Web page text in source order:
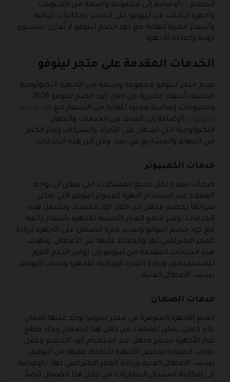
الخصم ، بالإضافة إلى مجموعة واسعة من اللابتوبات
وأجهزة التابلت من لينوفو على المتجر بإمكانيات خيالية
وأسعار مميزة للغاية مع كود خصم لينوفو لا تٌقارن بمستوى
جودة وكفاءة الأجهزة.
الخدمات المقدمة على متجر لينوفو
يقدم متجر لينوفو مجموعة واسعة من الأجهزة التكنولوجية
الحديثة بأسعار حصرية من خلال كود خصم لينوفو 2026
وخصومات إضافية مميزة للغاية من الأسعار مع كود خصم
لينوفو ، بالإضافة إلى العديد من الخدمات والحلول
التكنولوجية التي تسهل على الأفراد والشركات إنجاز الكثير
من المهام والمشاريع عن بعد، ومن أبرز هذه الخدمات:
خدمات الكمبيوتر
خدمات معدة لحل جميع المشكلات التي يمكن أن تواجه
العملاء عند استخدام أجهزة كمبيوتر لينوفو التي يمكن
شرائها بخصم مذهل من خلال كود الخصم، وتشمل هذه
الخدمات توفير قطع الغيار الأصلية للأجهزة بأسعار رائعة
مع كود خصم لينوفو وتمديد فترة الضمان على الأجهزة لزيادة
العمر الافتراضي لها والحفاظ عليها من الأعطال، وتهدف
هذه الخدمات المقدمة من لينوفو إلى توفير الدعم اللازم
للمستخدمين وزيادة القدرة الإنتاجية للأجهزة وتجنب التوقف
بسبب الأعطال الفنية.
خدمات الضمان
جميع الأجهزة المتوفرة في متجر لينوفو يوجد عليها ضمان
عام كامل، يمكن للعملاء من خلال هذا الضمان إيجاد قطع
غيار الأجهزة بسعر مذهل عند استخدام كود الخصم وعمل
دورات الصيانة لفحص الأجهزة للحفاظ عليها من التوقف
بسبب الأعطال الفنية وزيادة العمر الافتراضي لها، بالإضافة
إلى إمكانية استبدال البطاريات من خلال هذا الضمان أيضاً،